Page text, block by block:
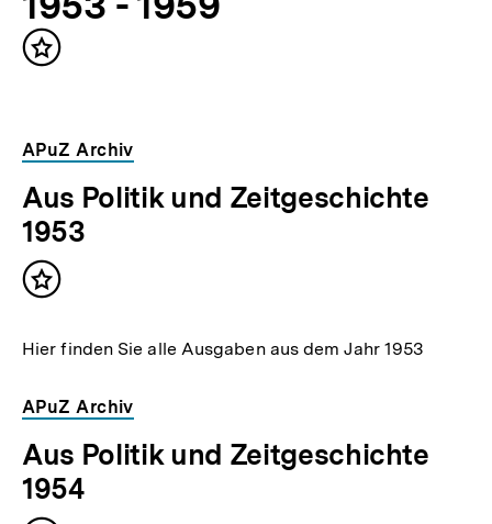
Inhalt
APuZ Archiv
Aus Politik und Zeitgeschichte
1953
Inhalt
Hier finden Sie alle Ausgaben aus dem Jahr 1953
APuZ Archiv
Aus Politik und Zeitgeschichte
1954